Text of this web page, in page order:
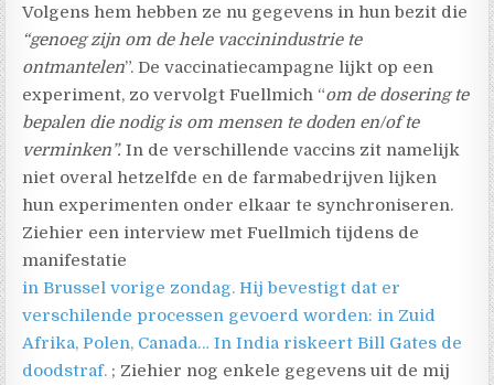
Volgens hem hebben ze nu gegevens in hun bezit die
“genoeg zijn om de hele vaccinindustrie te
ontmantelen”. De vaccinatiecampagne lijkt op een
experiment, zo vervolgt Fuellmich “om de dosering te
bepalen die nodig is om mensen te doden en/of te
verminken”.In de verschillende vaccins zit namelijk
niet overal hetzelfde en de farmabedrijven lijken
hun experimenten onder elkaar te synchroniseren.
Ziehier een interview met Fuellmich tijdens de
manifestatie
in Brussel vorige zondag. Hij bevestigt dat er
verschilende processen gevoerd worden: in Zuid
Afrika, Polen, Canada… In India riskeert Bill Gates de
doodstraf. ; Ziehier nog enkele gegevens uit de mij